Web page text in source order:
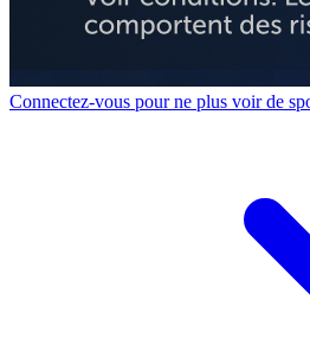
Connectez-vous pour ne plus voir de